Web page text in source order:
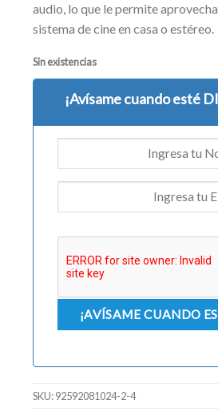
audio, lo que le permite
sistema de cine en casa o estéreo.
Sin existencias
¡Avísame cuando esté
SKU:92592081024-2-4